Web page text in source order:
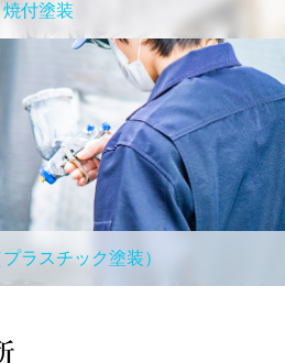
焼付塗装
ラスチック塗装）